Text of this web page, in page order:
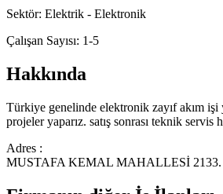
Sektör: Elektrik - Elektronik
Çalışan Sayısı: 1-5
Hakkında
Türkiye genelinde elektronik zayıf akım işi
projeler yaparız. satış sonrası teknik servis
Adres :
MUSTAFA KEMAL MAHALLESİ